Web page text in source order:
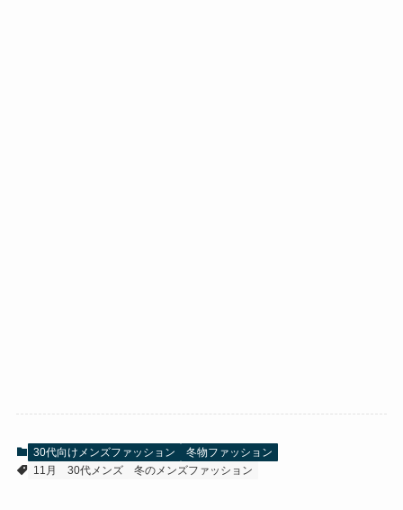
30代向けメンズファッション
冬物ファッション
11月
30代メンズ 冬のメンズファッション